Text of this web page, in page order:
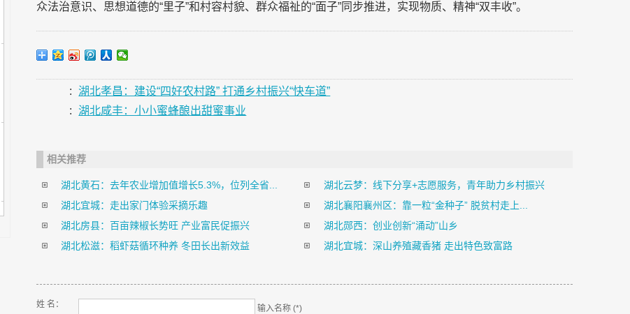
众法治意识、思想道德的“里子”和村容村貌、群众福祉的“面子”同步推进，实现物质、精神“双丰收”。
:
湖北孝昌：建设“四好农村路” 打通乡村振兴“快车道”
:
湖北咸丰：小小蜜蜂酿出甜蜜事业
相关推荐
湖北黄石：去年农业增加值增长5.3%，位列全省...
湖北云梦：线下分享+志愿服务，青年助力乡村振兴
湖北宜城：走出家门体验采摘乐趣
湖北襄阳襄州区：靠一粒“金种子” 脱贫村走上...
湖北房县：百亩辣椒长势旺 产业富民促振兴
湖北郧西：创业创新“涌动”山乡
湖北松滋：稻虾菇循环种养 冬田长出新效益
湖北宜城：深山养殖藏香猪 走出特色致富路
姓 名： 输入名称 (*)